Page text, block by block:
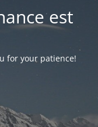
est
for your patience!